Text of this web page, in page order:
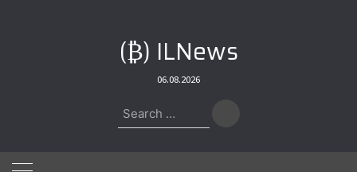
(₿) ILNews
06.08.2026
Search
for: